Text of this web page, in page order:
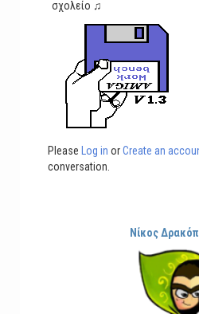
σχολείο ♫
Please Log in orCreate an
conversation.
Νίκος